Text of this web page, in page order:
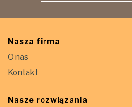
Nasza firma
O nas
Kontakt
Nasze rozwiązania